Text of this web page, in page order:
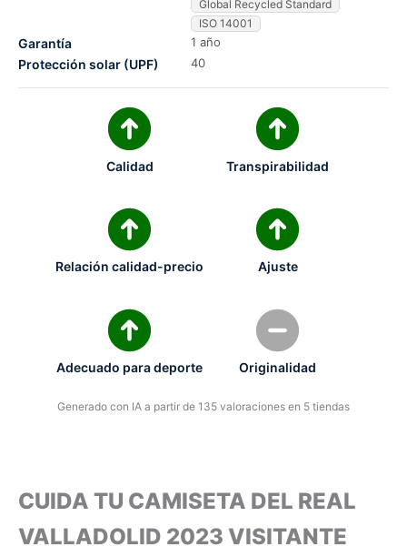
Global Recycled Standard
ISO 14001
Garantía 1 año
Protección solar (UPF) 40
Calidad Transpirabilidad
Relación calidad-precio Ajuste
Adecuado para deporte Originalidad
Generado con IA a partir de 135 valoraciones en 5 tiendas
CUIDA TU CAMISETA DEL REAL
VALLADOLID 2023 VISITANTE